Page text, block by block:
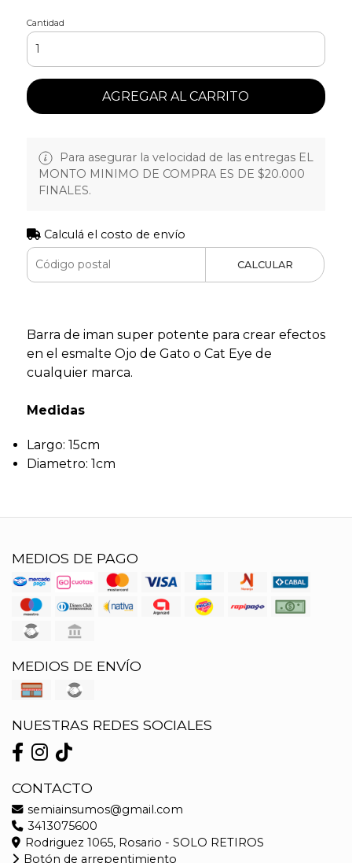
Cantidad
AGREGAR AL CARRITO
Para asegurar la velocidad de las entregas EL
MONTO MINIMO DE COMPRA ES DE $20.000
FINALES.
Calculá el costo de envío
CALCULAR
Barra de iman super potente para crear efectos
en el esmalte Ojo de Gato o Cat Eye de
cualquier marca.
Medidas
Largo: 15cm
Diametro: 1cm
MEDIOS DE PAGO
MEDIOS DE ENVÍO
NUESTRAS REDES SOCIALES
CONTACTO
semiainsumos@gmail.com
3413075600
Rodriguez 1065, Rosario - SOLO RETIROS
Botón de arrepentimiento